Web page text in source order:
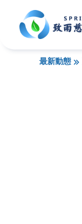
最新動態